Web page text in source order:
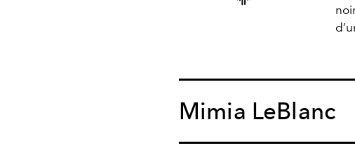
Mimia LeBlanc